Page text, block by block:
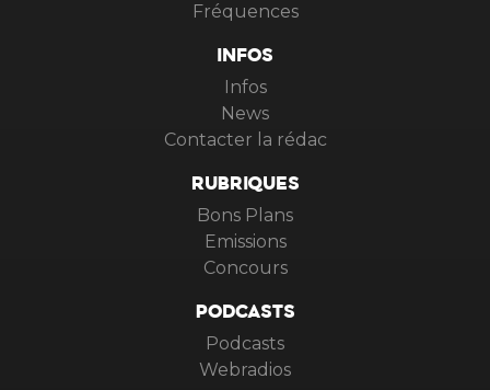
Fréquences
INFOS
Infos
News
Contacter la rédac
RUBRIQUES
Bons Plans
Emissions
Concours
PODCASTS
Podcasts
Webradios